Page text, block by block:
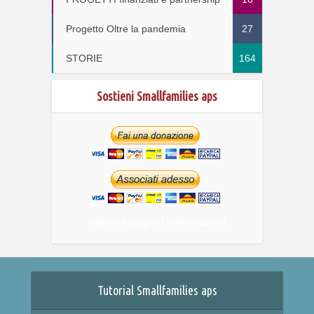
Progetto Oltre la pandemia 27
STORIE 164
Sostieni Smallfamilies aps
Tutorial Smallfamilies aps